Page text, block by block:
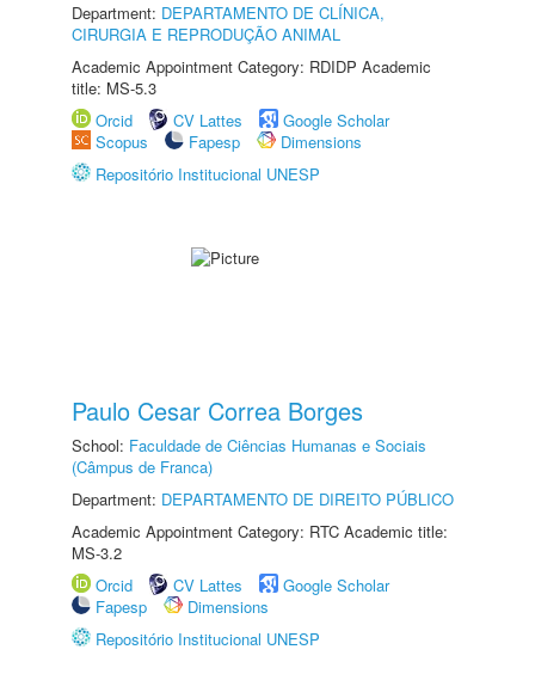
Department: DEPARTAMENTO DE CLÍNICA,
CIRURGIA E REPRODUÇÃO ANIMAL
Academic Appointment Category: RDIDP Academic
title: MS-5.3
Orcid
CV Lattes
Google Scholar
Scopus
Fapesp
Dimensions
Repositório Institucional UNESP
Paulo Cesar Correa Borges
School: Faculdade de Ciências Humanas e Sociais
(Câmpus de Franca)
Department: DEPARTAMENTO DE DIREITO PÚBLICO
Academic Appointment Category: RTC Academic title:
MS-3.2
Orcid
CV Lattes
Google Scholar
Fapesp
Dimensions
Repositório Institucional UNESP